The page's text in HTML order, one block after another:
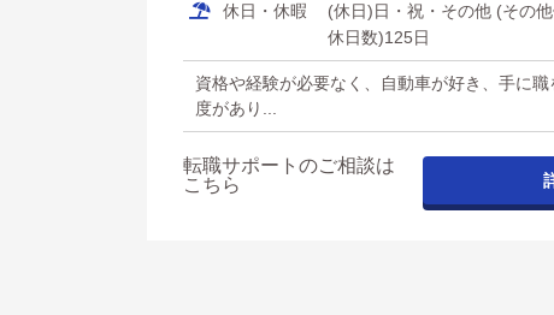
休日・休暇
(休日)日・祝・その他 (その
休日数)125日
資格や経験が必要なく、自動車が好き、手に
度があり...
転職サポートのご相談は
こちら